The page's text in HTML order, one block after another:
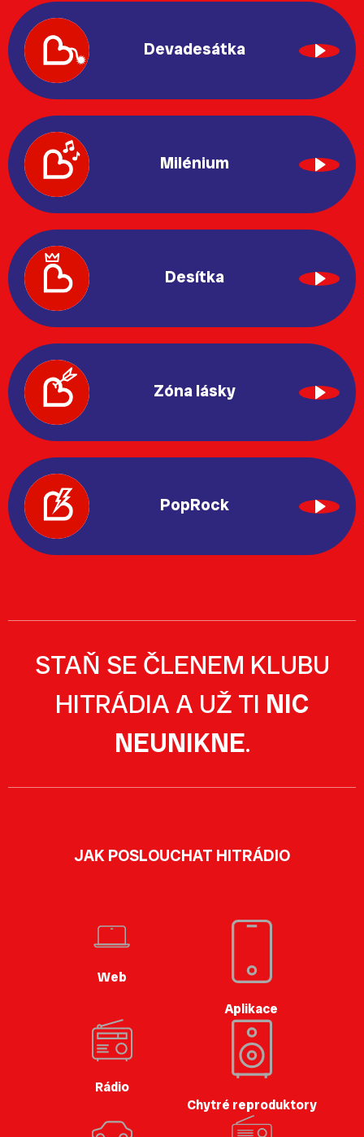
Devadesátka
Milénium
Desítka
Zóna lásky
PopRock
STAŇ SE ČLENEM KLUBU
HITRÁDIA A UŽ TI NIC
NEUNIKNE.
JAK POSLOUCHAT HITRÁDIO
Web
Aplikace
Rádio
Chytré reproduktory